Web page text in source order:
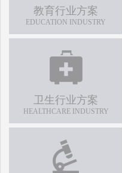
教育行业方案
EDUCATION INDUSTRY
卫生行业方案
HEALTHCARE INDUSTRY